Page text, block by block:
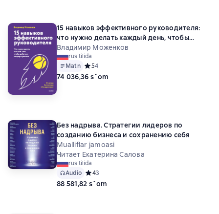
15 навыков эффективного руководителя:
что нужно делать каждый день, чтобы
добиться сверхрезультата
Владимир Моженков
rus tilida
Matn Средний рейтинг 5 на основе 4 оценок
54
74 036,36 s`om
Без надрыва. Стратегии лидеров по
созданию бизнеса и сохранению себя
Mualliflar jamoasi
Читает Екатерина Салова
rus tilida
Audio Средний рейтинг 4 на основе 3 оценок
43
88 581,82 s`om